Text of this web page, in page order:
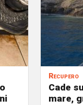
Recupero
Cade
mare,